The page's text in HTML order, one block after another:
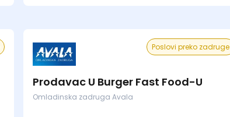
Poslovi preko zadruge
Prodavac U Burger Fast Food-U
Omladinska zadruga Avala